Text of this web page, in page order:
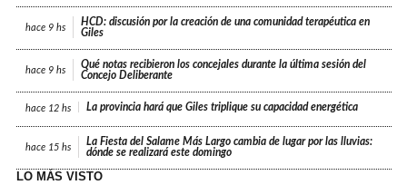
hace 9 hs
HCD: discusión por la creación de una comunidad terapéutica en
Giles
hace 9 hs
Qué notas recibieron los concejales durante la última sesión del
Concejo Deliberante
hace 12 hs La provincia hará que Giles triplique su capacidad energética
hace 15 hs
La Fiesta del Salame Más Largo cambia de lugar por las lluvias:
dónde se realizará este domingo
LO MÁS VISTO